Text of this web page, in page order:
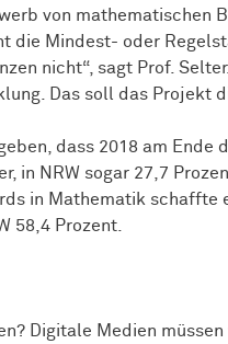
von mathematischen
die Mindest- oder
nicht“, sagt Prof.
Das soll das Projekt
dass 2018 am Ende
in NRW sogar 27,7
in Mathematik schaffte
58,4 Prozent.
Digitale Medien